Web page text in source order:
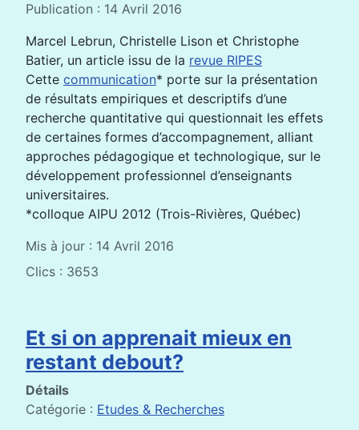
Publication : 14 Avril 2016
Marcel Lebrun, Christelle Lison et Christophe
Batier, un article issu de la revue RIPES
Cette communication* porte sur la présentation
de résultats empiriques et descriptifs d’une
recherche quantitative qui questionnait les effets
de certaines formes d’accompagnement, alliant
approches pédagogique et technologique, sur le
développement professionnel d’enseignants
universitaires.
*colloque AIPU 2012 (Trois-Rivières, Québec)
Mis à jour : 14 Avril 2016
Clics : 3653
Et si on apprenait mieux en
restant debout?
Détails
Catégorie : Etudes & Recherches